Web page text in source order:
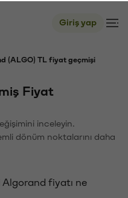
Giriş yap
(ALGO) TL fiyat geçmişi
Fiyat
inceleyin.
dönüm noktalarını daha
fiyatı ne